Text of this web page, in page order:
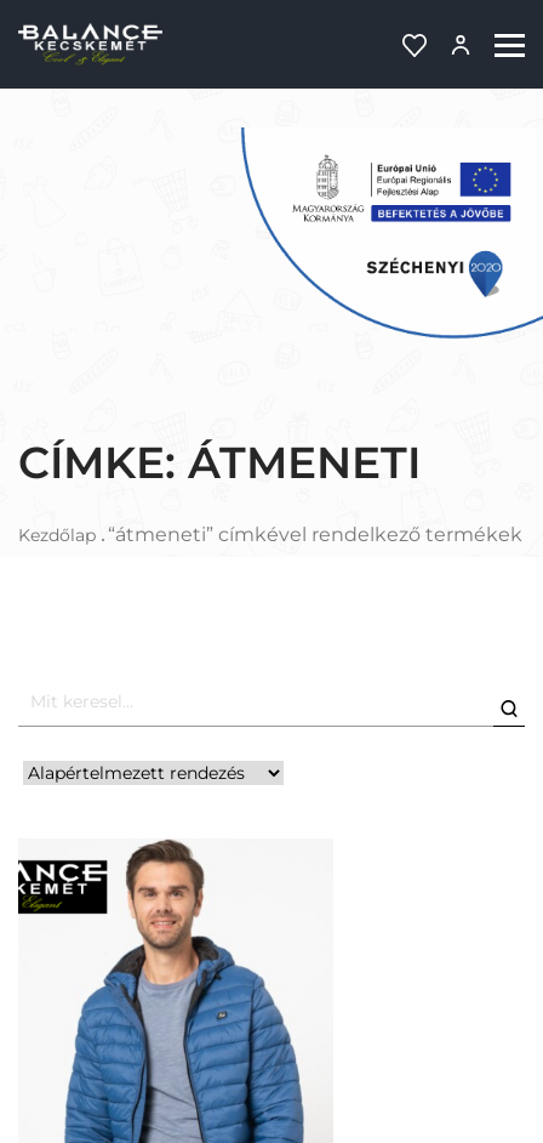
CÍMKE: ÁTMENETI
Kezdőlap “átmeneti” címkével rendelkező termékek